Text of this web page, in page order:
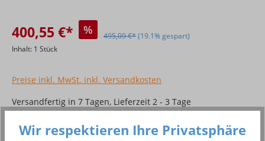
400,55 €* % 495,09 €*(19.1% gespart)
Inhalt: 1 Stück
Preise inkl. MwSt. inkl. Versandkosten
Versandfertig in 7 Tagen, Lieferzeit 2 - 3 Tage
Produkt Anzahl: Gib den gewünschten
In den Warenkorb
Wir respektieren Ihre Privatsphäre